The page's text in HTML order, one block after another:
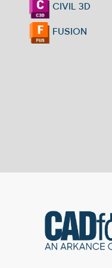
CIVIL 3D
FUSION